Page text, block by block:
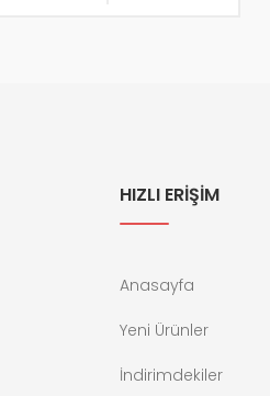
HIZLI ERİŞİM
Anasayfa
Yeni Ürünler
İndirimdekiler